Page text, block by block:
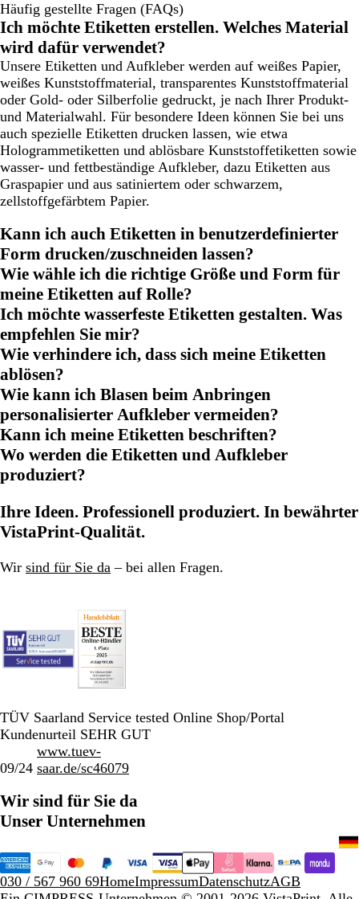
Häufig gestellte Fragen (FAQs)
Ich möchte Etiketten erstellen. Welches Material
wird dafür verwendet?
Unsere Etiketten und Aufkleber werden auf weißes Papier,
weißes Kunststoffmaterial, transparentes Kunststoffmaterial
oder Gold- oder Silberfolie gedruckt, je nach Ihrer Produkt-
und Materialwahl. Für besondere Ideen können Sie bei uns
auch spezielle Etiketten drucken lassen, wie etwa
Hologrammetiketten und ablösbare Kunststoffetiketten sowie
wasser- und fettbeständige Aufkleber, dazu Etiketten aus
Graspapier und aus satiniertem oder schwarzem,
zellstoffgefärbtem Papier.
Kann ich auch Etiketten in benutzerdefinierter
Form drucken/zuschneiden lassen?
Wie wähle ich die richtige Größe und Form für
meine Etiketten auf Rolle?
Ich möchte wasserfeste Etiketten gestalten. Was
empfehlen Sie mir?
Wie verhindere ich, dass sich meine Etiketten
ablösen?
Wie kann ich Blasen beim Anbringen
personalisierter Aufkleber vermeiden?
Kann ich meine Etiketten beschriften?
Wo werden die Etiketten und Aufkleber
produziert?
Ihre Ideen. Professionell produziert. In bewährter
VistaPrint-Qualität.
Wir sind für Sie da – bei allen Fragen.
TÜV Saarland Service tested Online Shop/Portal
Kundenurteil SEHR GUT
09/24
www.tuev-
saar.de/sc46079
Wir sind für Sie da
Unser Unternehmen
030 / 567 960 69HomeImpressumDatenschutzAGB